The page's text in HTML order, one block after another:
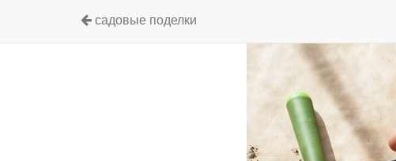
садовые поделки